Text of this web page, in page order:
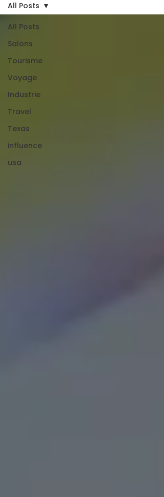
All Posts
Salons
Tourisme
Voyage
Industrie
Travel
Texas
influence
usa
All Posts